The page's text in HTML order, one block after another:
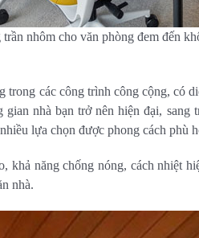
trần nhôm cho văn phòng đem đến
trong các công trình công cộng, có
gian nhà bạn trở nên hiện đại,
lựa chọn được phong cách phù
khả năng chống nóng, cách nhiệt
nhà.